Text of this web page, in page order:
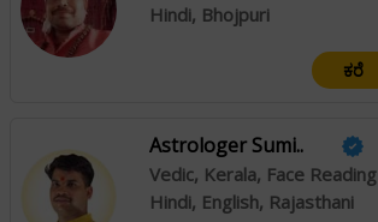
Hindi, Bhojpuri
ಕರೆ
Astrologer Sumi..
Vedic, Kerala, Face Reading
Hindi, English, Rajasthani